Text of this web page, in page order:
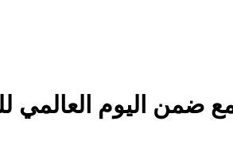
ضمن اليوم العالمي